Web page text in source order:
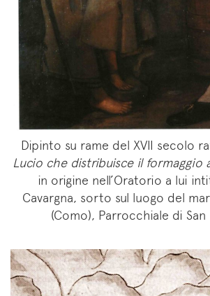
Dipinto su rame del XVII secolo
Lucio che distribuisce il formaggio
in origine nell’Oratorio a lui
Cavargna, sorto sul luogo del
(Como), Parrocchiale di San